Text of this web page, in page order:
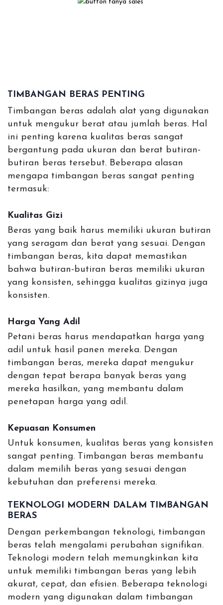
TIMBANGAN BERAS PENTING
Timbangan beras adalah alat yang digunakan
untuk mengukur berat atau jumlah beras. Hal
ini penting karena kualitas beras sangat
bergantung pada ukuran dan berat butiran-
butiran beras tersebut. Beberapa alasan
mengapa timbangan beras sangat penting
termasuk:
Kualitas Gizi
Beras yang baik harus memiliki ukuran butiran
yang seragam dan berat yang sesuai. Dengan
timbangan beras, kita dapat memastikan
bahwa butiran-butiran beras memiliki ukuran
yang konsisten, sehingga kualitas gizinya juga
konsisten.
Harga Yang Adil
Petani beras harus mendapatkan harga yang
adil untuk hasil panen mereka. Dengan
timbangan beras, mereka dapat mengukur
dengan tepat berapa banyak beras yang
mereka hasilkan, yang membantu dalam
penetapan harga yang adil.
Kepuasan Konsumen
Untuk konsumen, kualitas beras yang konsisten
sangat penting. Timbangan beras membantu
dalam memilih beras yang sesuai dengan
kebutuhan dan preferensi mereka.
TEKNOLOGI MODERN DALAM TIMBANGAN
BERAS
Dengan perkembangan teknologi, timbangan
beras telah mengalami perubahan signifikan.
Teknologi modern telah memungkinkan kita
untuk memiliki timbangan beras yang lebih
akurat, cepat, dan efisien. Beberapa teknologi
modern yang digunakan dalam timbangan